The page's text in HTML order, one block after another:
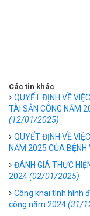
Các tin khác
QUYẾT ĐỊNH VỀ
TÀI SẢN CÔNG NĂM
(12/01/2025)
QUYẾT ĐỊNH VỀ
NĂM 2025 CỦA BỆNH
ĐÁNH GIÁ THỰC
2024(02/01/2025)
Công khai tình hình
công năm 2024(31/